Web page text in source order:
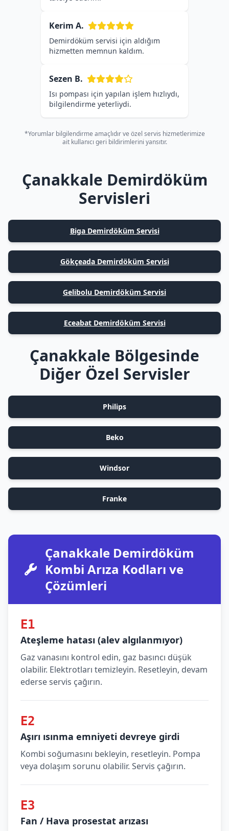
Kerim A.
Demirdöküm servisi için aldığım
hizmetten memnun kaldım.
Sezen B.
Isı pompası için yapılan işlem hızlıydı,
bilgilendirme yeterliydi.
*Yorumlar bilgilendirme amaçlıdır ve özel servis hizmetlerimize
ait kullanıcı geri bildirimlerini yansıtır.
Çanakkale Demirdöküm
Servisleri
Biga Demirdöküm Servisi
Gökçeada Demirdöküm Servisi
Gelibolu Demirdöküm Servisi
Eceabat Demirdöküm Servisi
Çanakkale Bölgesinde
Diğer Özel Servisler
Philips
Beko
Windsor
Franke
Çanakkale Demirdöküm
Kombi Arıza Kodları ve
Çözümleri
E1
Ateşleme hatası (alev algılanmıyor)
Gaz vanasını kontrol edin, gaz basıncı düşük
olabilir. Elektrotları temizleyin. Resetleyin, devam
ederse servis çağırın.
E2
Aşırı ısınma emniyeti devreye girdi
Kombi soğumasını bekleyin, resetleyin. Pompa
veya dolaşım sorunu olabilir. Servis çağırın.
E3
Fan / Hava prosestat arızası